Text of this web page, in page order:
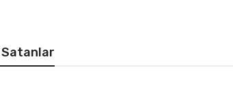
Satanlar